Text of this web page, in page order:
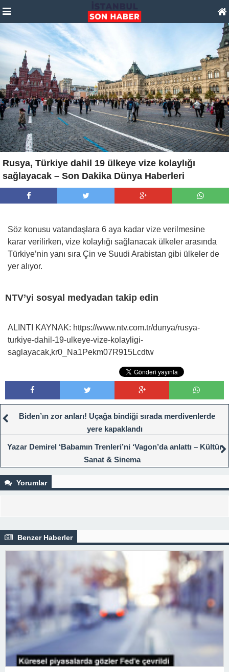
Rusya, Türkiye dahil 19 ülkeye vize kolaylığı
sağlayacak – Son Dakika Dünya Haberleri
Söz konusu vatandaşlara 6 aya kadar vize verilmesine
karar verilirken, vize kolaylığı sağlanacak ülkeler arasında
Türkiye’nin yanı sıra Çin ve Suudi Arabistan gibi ülkeler de
yer alıyor.
NTV’yi sosyal medyadan takip edin
ALINTI KAYNAK: https://www.ntv.com.tr/dunya/rusya-
turkiye-dahil-19-ulkeye-vize-kolayligi-
saglayacak,kr0_Na1Pekm07R915Lcdtw
Biden’ın zor anları! Uçağa bindiği sırada merdivenlerde
yere kapaklandı
Yazar Demirel ‘Babamın Trenleri’ni ‘Vagon’da anlattı – Kültür
Sanat & Sinema
Yorumlar
Benzer Haberler